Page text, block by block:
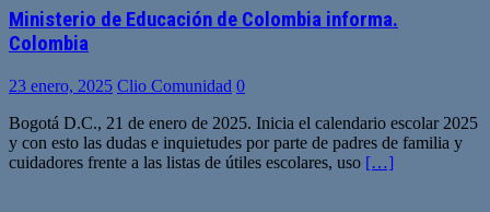
Ministerio de Educación de Colombia informa.
Colombia
23 enero, 2025 Clio Comunidad 0
Bogotá D.C., 21 de enero de 2025. Inicia el calendario escolar 2025
y con esto las dudas e inquietudes por parte de padres de familia y
cuidadores frente a las listas de útiles escolares, uso […]